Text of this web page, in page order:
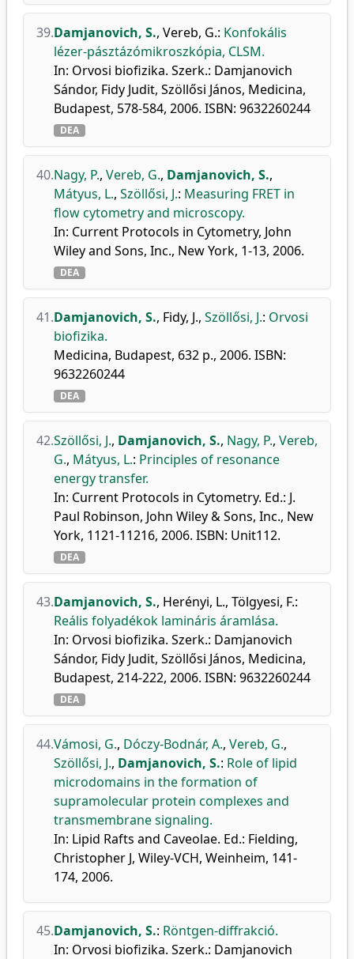
39.Damjanovich, S., Vereb, G.: Konfokális
lézer-pásztázómikroszkópia, CLSM.
In: Orvosi biofizika. Szerk.: Damjanovich
Sándor, Fidy Judit, Szöllősi János, Medicina,
Budapest, 578-584, 2006. ISBN: 9632260244
DEA
40.Nagy, P., Vereb, G., Damjanovich, S.,
Mátyus, L., Szöllősi, J.: Measuring FRET in
flow cytometry and microscopy.
In: Current Protocols in Cytometry, John
Wiley and Sons, Inc., New York, 1-13, 2006.
DEA
41.Damjanovich, S., Fidy, J., Szöllősi, J.: Orvosi
biofizika.
Medicina, Budapest, 632 p., 2006. ISBN:
9632260244
DEA
42.Szöllősi, J., Damjanovich, S., Nagy, P., Vereb,
G., Mátyus, L.: Principles of resonance
energy transfer.
In: Current Protocols in Cytometry. Ed.: J.
Paul Robinson, John Wiley & Sons, Inc., New
York, 1121-11216, 2006. ISBN: Unit112.
DEA
43.Damjanovich, S., Herényi, L., Tölgyesi, F.:
Reális folyadékok lamináris áramlása.
In: Orvosi biofizika. Szerk.: Damjanovich
Sándor, Fidy Judit, Szöllősi János, Medicina,
Budapest, 214-222, 2006. ISBN: 9632260244
DEA
44.Vámosi, G., Dóczy-Bodnár, A., Vereb, G.,
Szöllősi, J., Damjanovich, S.: Role of lipid
microdomains in the formation of
supramolecular protein complexes and
transmembrane signaling.
In: Lipid Rafts and Caveolae. Ed.: Fielding,
Christopher J, Wiley-VCH, Weinheim, 141-
174, 2006.
45.Damjanovich, S.: Röntgen-diffrakció.
In: Orvosi biofizika. Szerk.: Damjanovich